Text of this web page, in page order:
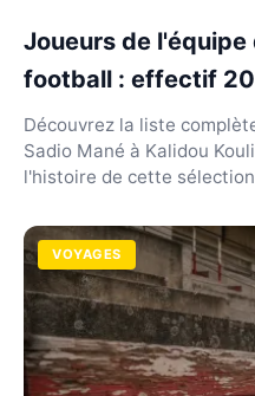
Joueurs de l'équipe
football : effectif
Découvrez la liste
Sadio Mané à Kalidou
l'histoire de cette
VOYAGES